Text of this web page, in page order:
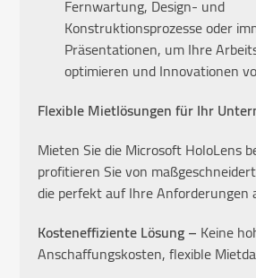
Fernwartung, Design- und
Konstruktionsprozesse oder
Präsentationen, um Ihre
optimieren und Innovationen
Flexible Mietlösungen für Ihr
Mieten Sie die Microsoft HoloLens
profitieren Sie von
die perfekt auf Ihre Anforderungen
Kosteneffiziente Lösung – Keine
Anschaffungskosten, flexible